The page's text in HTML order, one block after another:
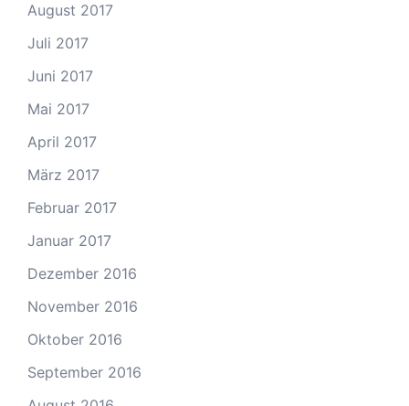
August 2017
Juli 2017
Juni 2017
Mai 2017
April 2017
März 2017
Februar 2017
Januar 2017
Dezember 2016
November 2016
Oktober 2016
September 2016